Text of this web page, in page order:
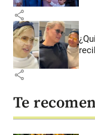
share
share
Te